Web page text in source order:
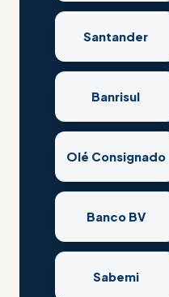
Santander
Banrisul
Olé Consignado
Banco BV
Sabemi